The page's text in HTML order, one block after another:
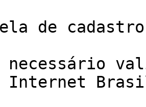
de
necessário
Internet